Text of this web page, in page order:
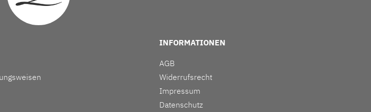
INFORMATIONEN
AGB
Widerrufsrecht
Impressum
Datenschutz